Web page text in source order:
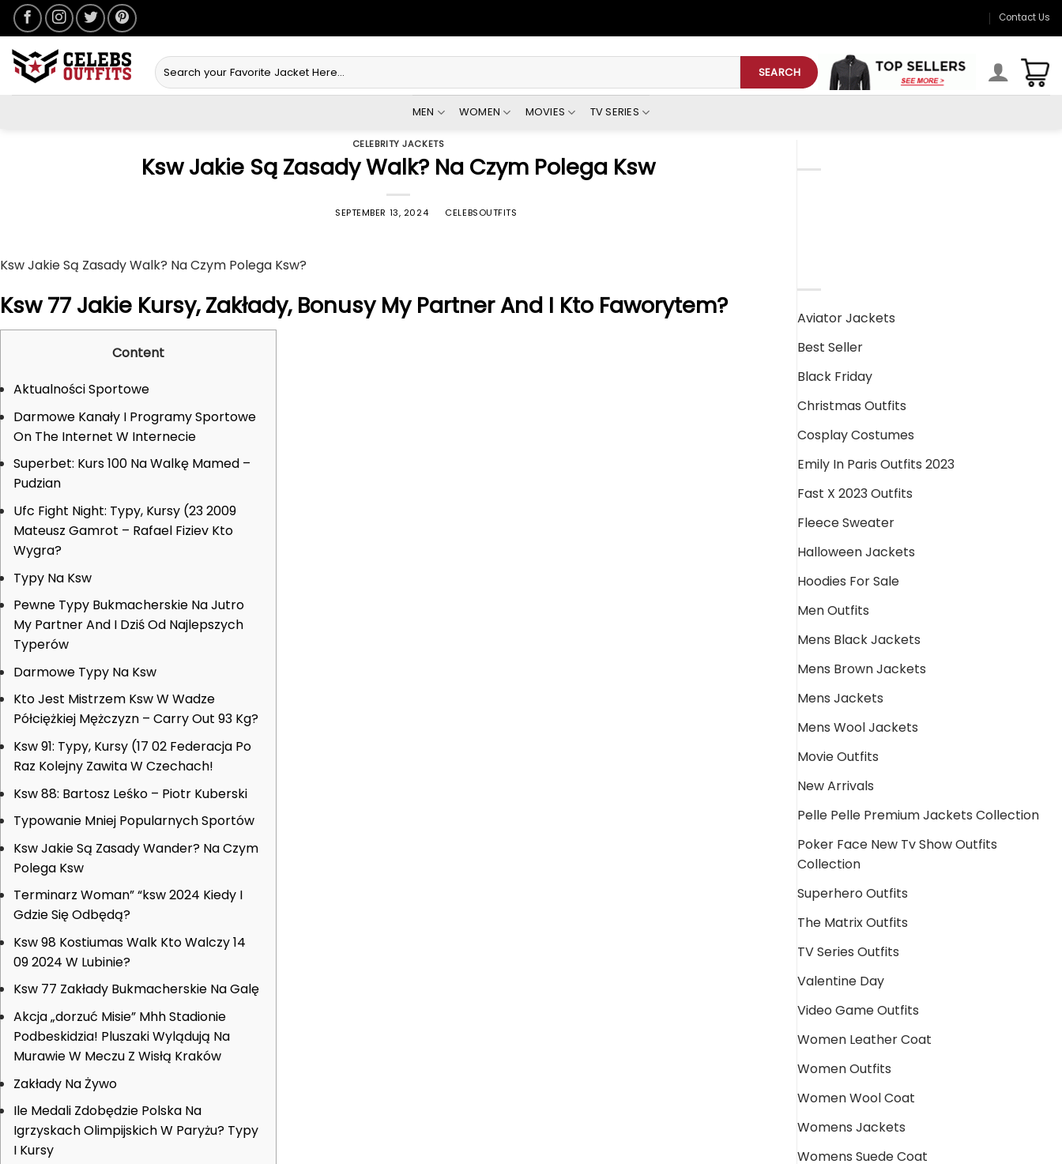
Skip
content
Contact Us
Search
for:
SEARCH
MEN WOMEN MOVIES TV SERIES
CELEBRITY JACKETS
Ksw Jakie Są Zasady Walk? Na Czym Polega Ksw
SEPTEMBER 13, 2024 CELEBSOUTFITS
Ksw Jakie Są Zasady Walk? Na Czym Polega Ksw?
Ksw 77 Jakie Kursy, Zakłady, Bonusy My Partner And I Kto Faworytem?
Content
Aktualności Sportowe
Darmowe Kanały I Programy Sportowe
On The Internet W Internecie
Superbet: Kurs 100 Na Walkę Mamed –
Pudzian
Ufc Fight Night: Typy, Kursy (23 2009
Mateusz Gamrot – Rafael Fiziev Kto
Wygra?
Typy Na Ksw
Pewne Typy Bukmacherskie Na Jutro
My Partner And I Dziś Od Najlepszych
Typerów
Darmowe Typy Na Ksw
Kto Jest Mistrzem Ksw W Wadze
Półciężkiej Mężczyzn – Carry Out 93 Kg?
Ksw 91: Typy, Kursy (17 02 Federacja Po
Raz Kolejny Zawita W Czechach!
Ksw 88: Bartosz Leśko – Piotr Kuberski
Typowanie Mniej Popularnych Sportów
Ksw Jakie Są Zasady Wander? Na Czym
Polega Ksw
Terminarz Woman” “ksw 2024 Kiedy I
Gdzie Się Odbędą?
Ksw 98 Kostiumas Walk Kto Walczy 14
09 2024 W Lubinie?
Ksw 77 Zakłady Bukmacherskie Na Galę
Akcja „dorzuć Misie” Mhh Stadionie
Podbeskidzia! Pluszaki Wylądują Na
Murawie W Meczu Z Wisłą Kraków
Zakłady Na Żywo
Ile Medali Zdobędzie Polska Na
Igrzyskach Olimpijskich W Paryżu? Typy
I Kursy
Aviator Jackets
Best Seller
Black Friday
Christmas Outfits
Cosplay Costumes
Emily In Paris Outfits 2023
Fast X 2023 Outfits
Fleece Sweater
Halloween Jackets
Hoodies For Sale
Men Outfits
Mens Black Jackets
Mens Brown Jackets
Mens Jackets
Mens Wool Jackets
Movie Outfits
New Arrivals
Pelle Pelle Premium Jackets Collection
Poker Face New Tv Show Outfits
Collection
Superhero Outfits
The Matrix Outfits
TV Series Outfits
Valentine Day
Video Game Outfits
Women Leather Coat
Women Outfits
Women Wool Coat
Womens Jackets
Womens Suede Coat